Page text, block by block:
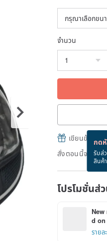
จำนวน
กดหั
รับส่
สินค้
เขียนข้อควา
สั่งตอนนี้จะได้รั
โปรโมชั่นส่
d
รายล